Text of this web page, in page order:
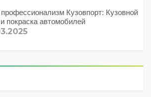
Кузовпорт: Кузовной
покраска автомобилей